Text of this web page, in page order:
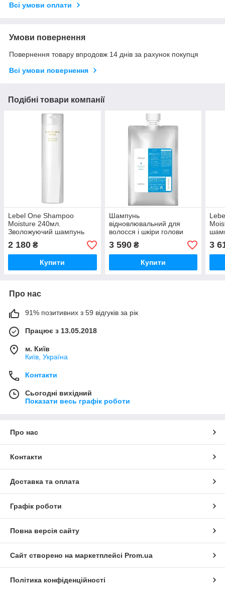
Всі умови оплати
Умови повернення
Повернення товару впродовж 14 днів за рахунок покупця
Всі умови повернення
Подібні товари компанії
Lebel One Shampoo
Moisture 240мл.
Зволожуючий шампунь
2 180 ₴
Купити
Шампунь
відновлювальний для
волосся і шкіри голови
Lebel Viege Shampoo,
1000 мл
3 590₴
Купити
3
Про нас
91% позитивних з 59 відгуків за рік
Працює з 13.05.2018
м. Київ
Київ, Україна
Контакти
Сьогодні вихідний
Показати весь графік роботи
Про нас
Контакти
Доставка та оплата
Графік роботи
Повна версія сайту
Сайт створено на маркетплейсі Prom.ua
Політика конфіденційності